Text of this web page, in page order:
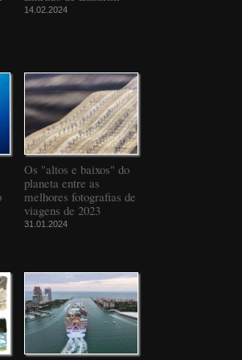
14.02.2024
Os "altos e baixos" do
planeta entre as
melhores fotografias de
viagens de 2023
31.01.2024